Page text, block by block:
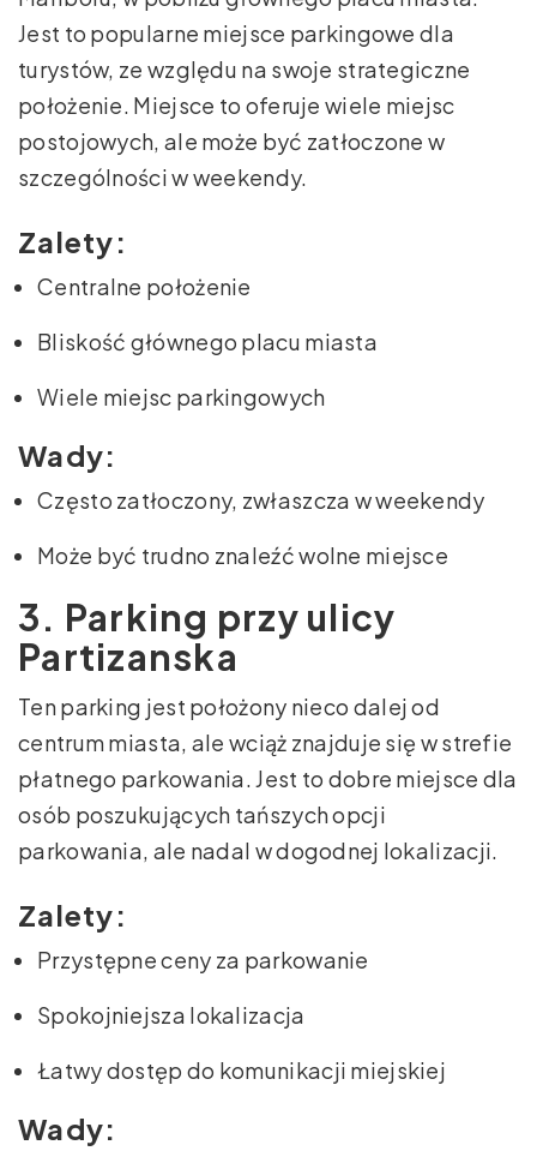
Jest to popularne miejsce parkingowe dla
turystów, ze względu na swoje strategiczne
położenie. Miejsce to oferuje wiele miejsc
postojowych, ale może być zatłoczone w
szczególności w weekendy.
Zalety:
Centralne położenie
Bliskość głównego placu miasta
Wiele miejsc parkingowych
Wady:
Często zatłoczony, zwłaszcza w weekendy
Może być trudno znaleźć wolne miejsce
3. Parking przy ulicy
Partizanska
Ten parking jest położony nieco dalej od
centrum miasta, ale wciąż znajduje się w strefie
płatnego parkowania. Jest to dobre miejsce dla
osób poszukujących tańszych opcji
parkowania, ale nadal w dogodnej lokalizacji.
Zalety:
Przystępne ceny za parkowanie
Spokojniejsza lokalizacja
Łatwy dostęp do komunikacji miejskiej
Wady: